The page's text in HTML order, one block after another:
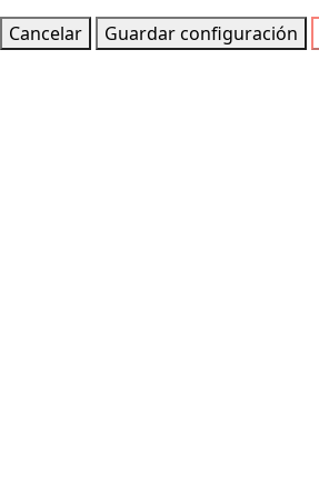
Cancelar
Guardar configuración